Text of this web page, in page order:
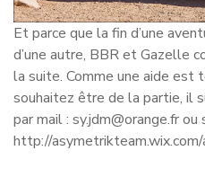
Et parce que la fin d’une
d’une autre, BBR et Gazelle
la suite. Comme une aide est
souhaitez être de la partie, il
par mail : sy.jdm@orange.fr
http://